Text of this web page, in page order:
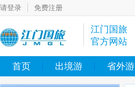
请登录 免费注册
江门国旅
官方网站
首页 出境游 省外游